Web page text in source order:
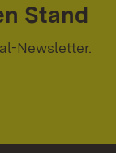
Stand
Newsletter.